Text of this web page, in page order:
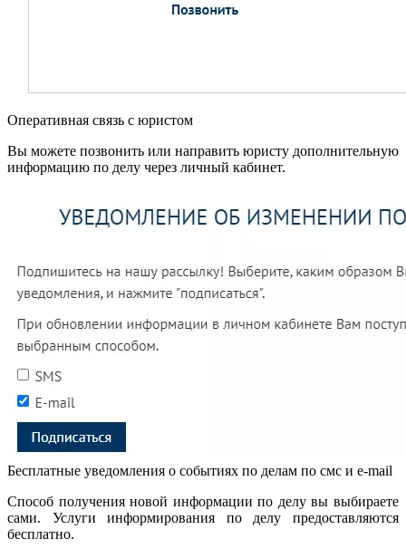
Оперативная связь с юристом
Вы можете позвонить или направить юристу дополнительную
информацию по делу через личный кабинет.
Бесплатные уведомления о событиях по делам по смс и e-mail
Способ получения новой информации по делу вы выбираете
сами. Услуги информирования по делу предоставляются
бесплатно.